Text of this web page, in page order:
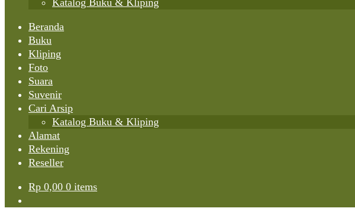
Katalog Buku & Kliping
Beranda
Buku
Kliping
Foto
Suara
Suvenir
Cari Arsip
Katalog Buku & Kliping
Alamat
Rekening
Reseller
Rp 0,00 0 items